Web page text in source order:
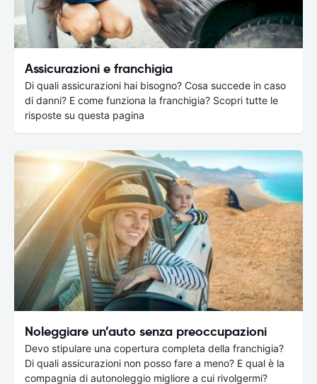
Assicurazioni e franchigia
Di quali assicurazioni hai bisogno? Cosa succede in caso
di danni? E come funziona la franchigia? Scopri tutte le
risposte su questa pagina
Noleggiare un’auto senza preoccupazioni
Devo stipulare una copertura completa della franchigia?
Di quali assicurazioni non posso fare a meno? E qual è la
compagnia di autonoleggio migliore a cui rivolgermi?